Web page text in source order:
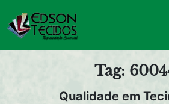
Pular
para
o
Tag:
Qualidade em